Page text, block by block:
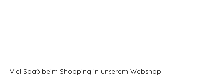
Viel Spaß beim Shopping in unserem Webshop